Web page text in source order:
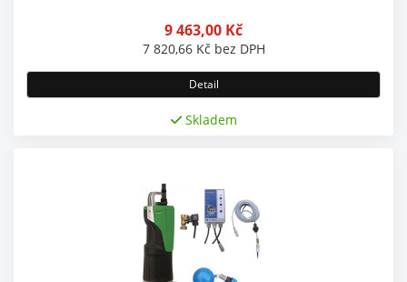
9 463,00 Kč
7 820,66 Kč bez DPH
Detail
Skladem